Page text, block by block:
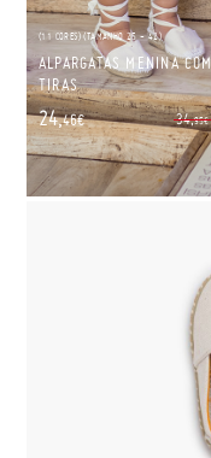
(11 CORES) (TAMANHO 25 - 42)
ALPARGATAS MENINA COM
TIRAS
34,95€
24,46€